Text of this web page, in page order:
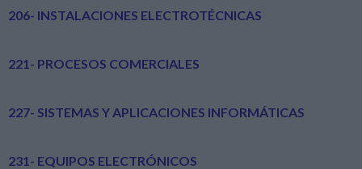
206- INSTALACIONES ELECTROTÉCNICAS
221- PROCESOS COMERCIALES
227- SISTEMAS Y APLICACIONES INFORMÁTICAS
231- EQUIPOS ELECTRÓNICOS